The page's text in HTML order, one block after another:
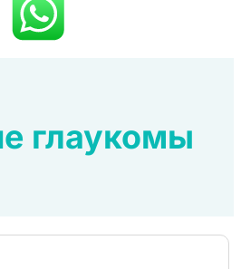
глаукомы